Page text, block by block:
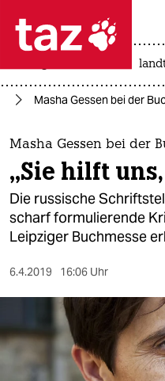
 taz
taz zahl
themen
politik
öko
gesellschaft
sport
berlin
Masha Gessen bei der
Masha Gessen bei der
„Sie hilft
Die russische
scharf formulierende
Leipziger Buchmesse
6.4.2019 16:06 Uhr